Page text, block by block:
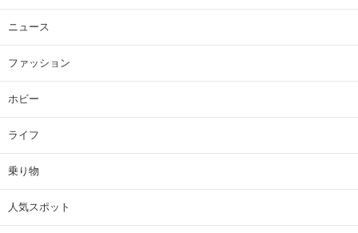
ニュース
ファッション
ホビー
ライフ
乗り物
人気スポット